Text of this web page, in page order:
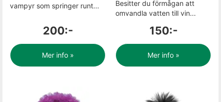
vampyr som springer runt...
200:-
Mer info »
Besitter du förmågan att
omvandla vatten till vin...
150:-
Mer info »